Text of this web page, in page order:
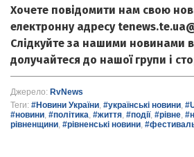
Хочете повідомити нам свою
електронну адресу
Слідкуйте за нашими новинами в
долучайтеся до нашої групи і
Джерело: RvNews
Теги: #Новини України, #українські новини,
#новини, #політика, #життя, #події, #рівне,
рівненщини, #рівненські новини,